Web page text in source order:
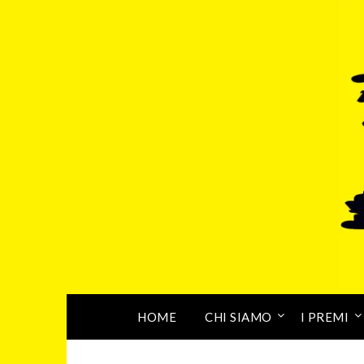
HOME CHI SIAMO I PREMI